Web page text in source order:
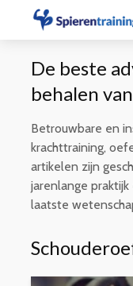
De beste
behalen
Betrouwbare en
krachttraining,
artikelen zijn
jarenlange
laatste